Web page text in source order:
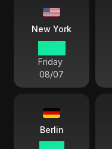
New York
Friday
08/07
Berlin